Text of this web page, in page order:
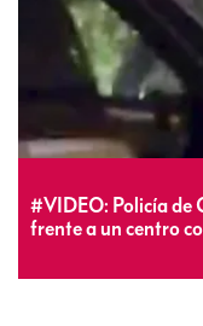
#VIDEO: Policía de
frente a un centro